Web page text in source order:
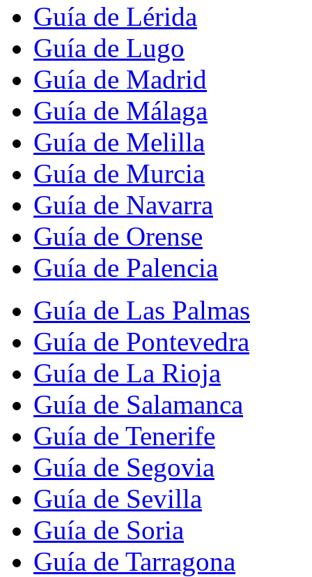
Guía de Lérida
Guía de Lugo
Guía de Madrid
Guía de Málaga
Guía de Melilla
Guía de Murcia
Guía de Navarra
Guía de Orense
Guía de Palencia
Guía de Las Palmas
Guía de Pontevedra
Guía de La Rioja
Guía de Salamanca
Guía de Tenerife
Guía de Segovia
Guía de Sevilla
Guía de Soria
Guía de Tarragona